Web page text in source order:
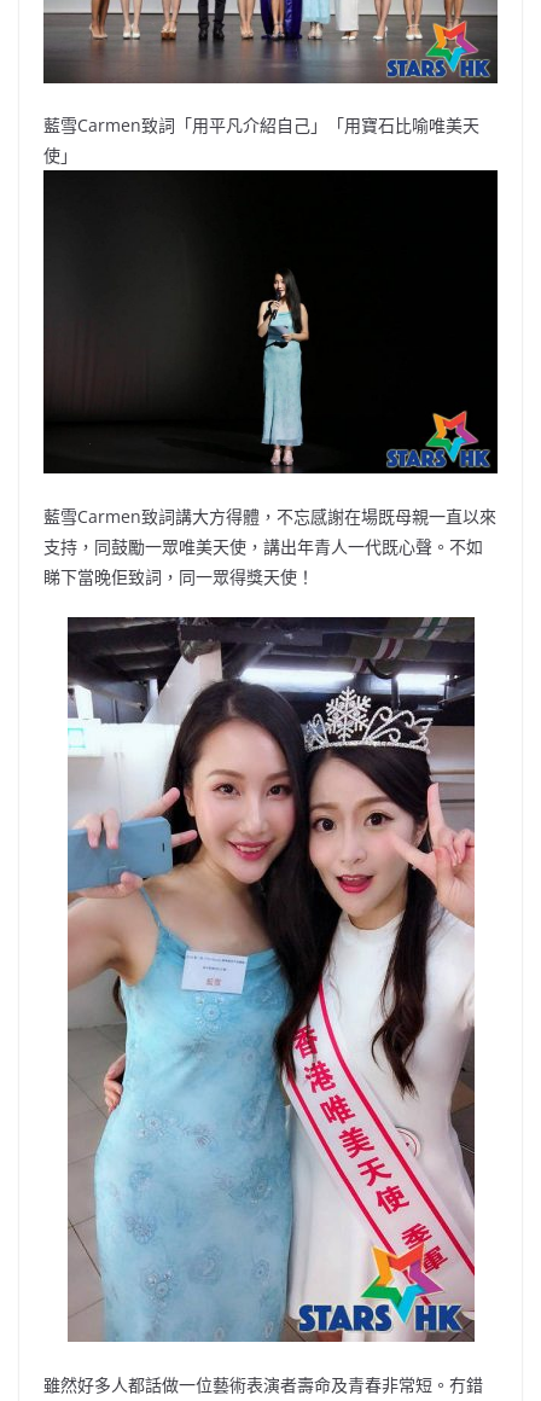
藍雪Carmen致詞「用平凡介紹自己」「用寶石比喻唯美天
使」
藍雪Carmen致詞講大方得體，不忘感謝在場既母親一直以來
支持，同鼓勵一眾唯美天使，講出年青人一代既心聲。不如
睇下當晚佢致詞，同一眾得獎天使！
雖然好多人都話做一位藝術表演者壽命及青春非常短。冇錯